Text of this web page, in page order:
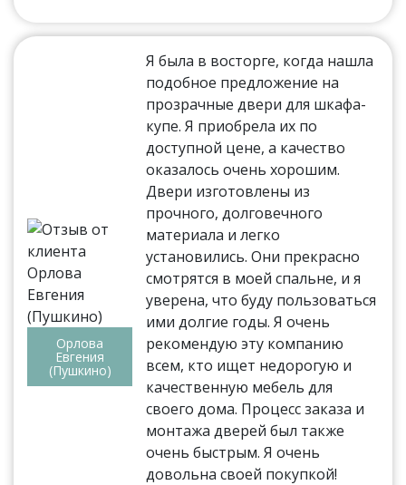
Орлова
Евгения
(Пушкино)
Я была в восторге, когда нашла
подобное предложение на
прозрачные двери для шкафа-
купе. Я приобрела их по
доступной цене, а качество
оказалось очень хорошим.
Двери изготовлены из
прочного, долговечного
материала и легко
установились. Они прекрасно
смотрятся в моей спальне, и я
уверена, что буду пользоваться
ими долгие годы. Я очень
рекомендую эту компанию
всем, кто ищет недорогую и
качественную мебель для
своего дома. Процесс заказа и
монтажа дверей был также
очень быстрым. Я очень
довольна своей покупкой!